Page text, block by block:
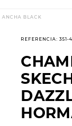
ANCHA BLACK
REFERENCIA:351-